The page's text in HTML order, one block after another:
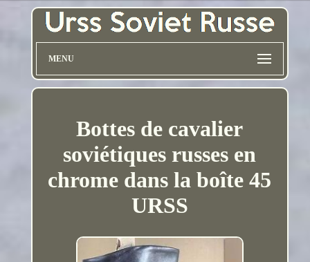
MENU
Bottes de cavalier
soviétiques russes en
chrome dans la boîte 45
URSS